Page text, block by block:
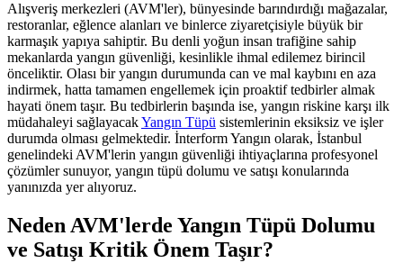
Alışveriş merkezleri (AVM'ler), bünyesinde barındırdığı mağazalar,
restoranlar, eğlence alanları ve binlerce ziyaretçisiyle büyük bir
karmaşık yapıya sahiptir. Bu denli yoğun insan trafiğine sahip
mekanlarda yangın güvenliği, kesinlikle ihmal edilemez birincil
önceliktir. Olası bir yangın durumunda can ve mal kaybını en aza
indirmek, hatta tamamen engellemek için proaktif tedbirler almak
hayati önem taşır. Bu tedbirlerin başında ise, yangın riskine karşı ilk
müdahaleyi sağlayacakYangın Tüpü sistemlerinin eksiksiz ve işler
durumda olması gelmektedir. İnterform Yangın olarak, İstanbul
genelindeki AVM'lerin yangın güvenliği ihtiyaçlarına profesyonel
çözümler sunuyor, yangın tüpü dolumu ve satışı konularında
yanınızda yer alıyoruz.
Neden AVM'lerde Yangın Tüpü Dolumu
ve Satışı Kritik Önem Taşır?